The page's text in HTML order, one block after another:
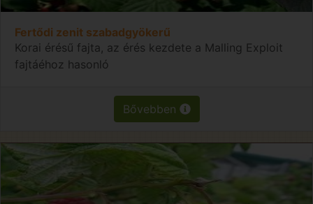
Fertődi zenit szabadgyökerű
Korai érésű fajta, az érés kezdete a Malling Exploit
fajtáéhoz hasonló
Bővebben